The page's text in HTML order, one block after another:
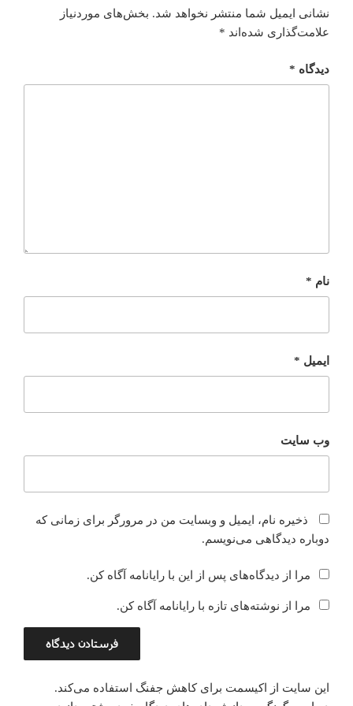
نشانی ایمیل شما منتشر نخواهد شد. بخش‌های موردنیاز
علامت‌گذاری شده‌اند *
دیدگاه *
نام *
ایمیل *
وب‌ سایت
ذخیره نام، ایمیل و وبسایت من در مرورگر برای زمانی که
دوباره دیدگاهی می‌نویسم.
مرا از دیدگاه‌های پس از این با رایانامه آگاه کن.
مرا از نوشته‌های تازه با رایانامه آگاه کن.
این سایت از اکیسمت برای کاهش جفنگ استفاده می‌کند.